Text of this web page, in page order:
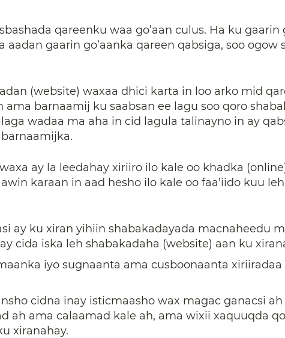
qareenku waa go’aan culus. Ha ku gaarin
aadan gaarin go’aanka qareen qabsiga, soo ogow
(website) waxaa dhici karta in loo arko mid
ama barnaamij ku saabsan ee lagu soo qoro
wadaa ma aha in cid lagula talinayno in ay
ay la leedahay xiriiro ilo kale oo khadka
karaan in aad hesho ilo kale oo faa’iido kuu
ay ku xiran yihiin shabakadayada macnaheedu
cida iska leh shabakadaha (website) aan ku
iyo sugnaanta ama cusboonaanta xiriiradaa
cidna inay isticmaasho wax magac ganacsi
ah ama calaamad kale ah, ama wixii xaquuqda
xiranahay.